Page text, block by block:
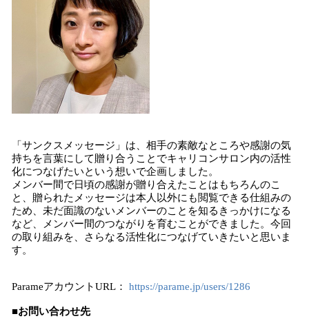
「サンクスメッセージ」は、相手の素敵なところや感謝の気
持ちを言葉にして贈り合うことでキャリコンサロン内の活性
化につなげたいという想いで企画しました。
メンバー間で日頃の感謝が贈り合えたことはもちろんのこ
と、贈られたメッセージは本人以外にも閲覧できる仕組みの
ため、未だ面識のないメンバーのことを知るきっかけになる
など、メンバー間のつながりを育むことができました。今回
の取り組みを、さらなる活性化につなげていきたいと思いま
す。
ParameアカウントURL： https://parame.jp/users/1286
■お問い合わせ先